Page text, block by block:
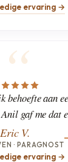
ervaring →
behoefte aan
gaf me dat
Eric V.
· PARAGNOST
ervaring →